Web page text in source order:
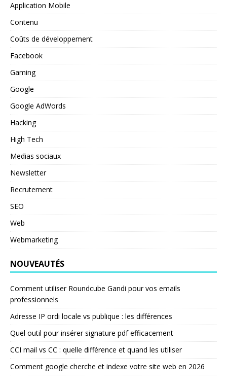
Application Mobile
Contenu
Coûts de développement
Facebook
Gaming
Google
Google AdWords
Hacking
High Tech
Medias sociaux
Newsletter
Recrutement
SEO
Web
Webmarketing
NOUVEAUTÉS
Comment utiliser Roundcube Gandi pour vos emails
professionnels
Adresse IP ordi locale vs publique : les différences
Quel outil pour insérer signature pdf efficacement
CCI mail vs CC : quelle différence et quand les utiliser
Comment google cherche et indexe votre site web en 2026